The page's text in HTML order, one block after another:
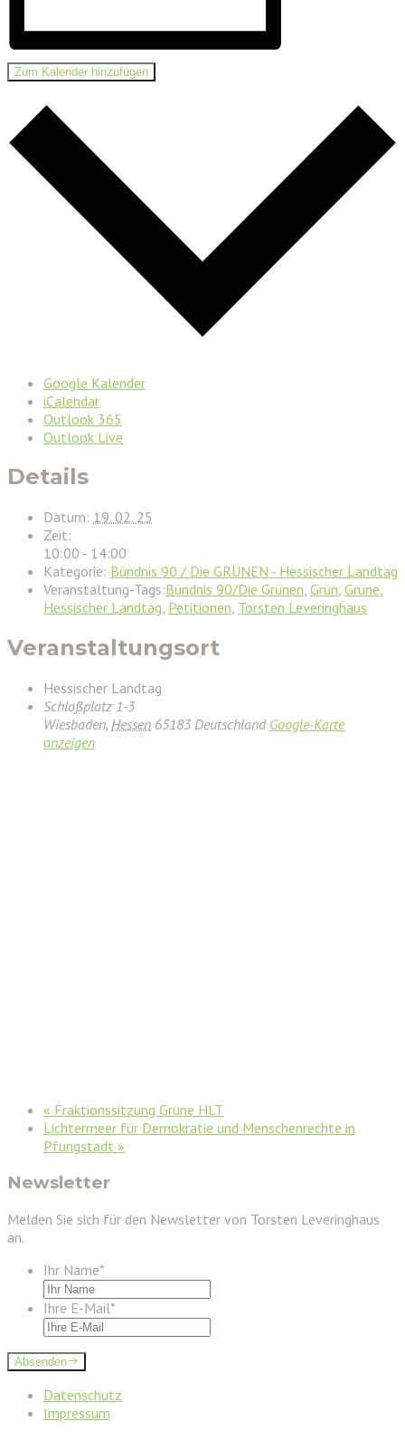
Zum Kalender hinzufügen
Google Kalender
iCalendar
Outlook 365
Outlook Live
Details
Datum: 19. 02. 25
Zeit:
10:00 - 14:00
Kategorie: Bündnis 90 / Die GRÜNEN - Hessischer Landtag
Veranstaltung-Tags:Bündnis 90/Die Grünen, Grün, Grüne,
Hessischer Landtag, Petitionen, Torsten Leveringhaus
Veranstaltungsort
Hessischer Landtag
Schloßplatz 1-3
Wiesbaden, Hessen 65183 Deutschland Google-Karte
anzeigen
« Fraktionssitzung Grüne HLT
Lichtermeer für Demokratie und Menschenrechte in
Pfungstadt »
Newsletter
Melden Sie sich für den Newsletter von Torsten Leveringhaus
an.
Ihr Name*
Ihre E-Mail*
Absenden
Datenschutz
Impressum